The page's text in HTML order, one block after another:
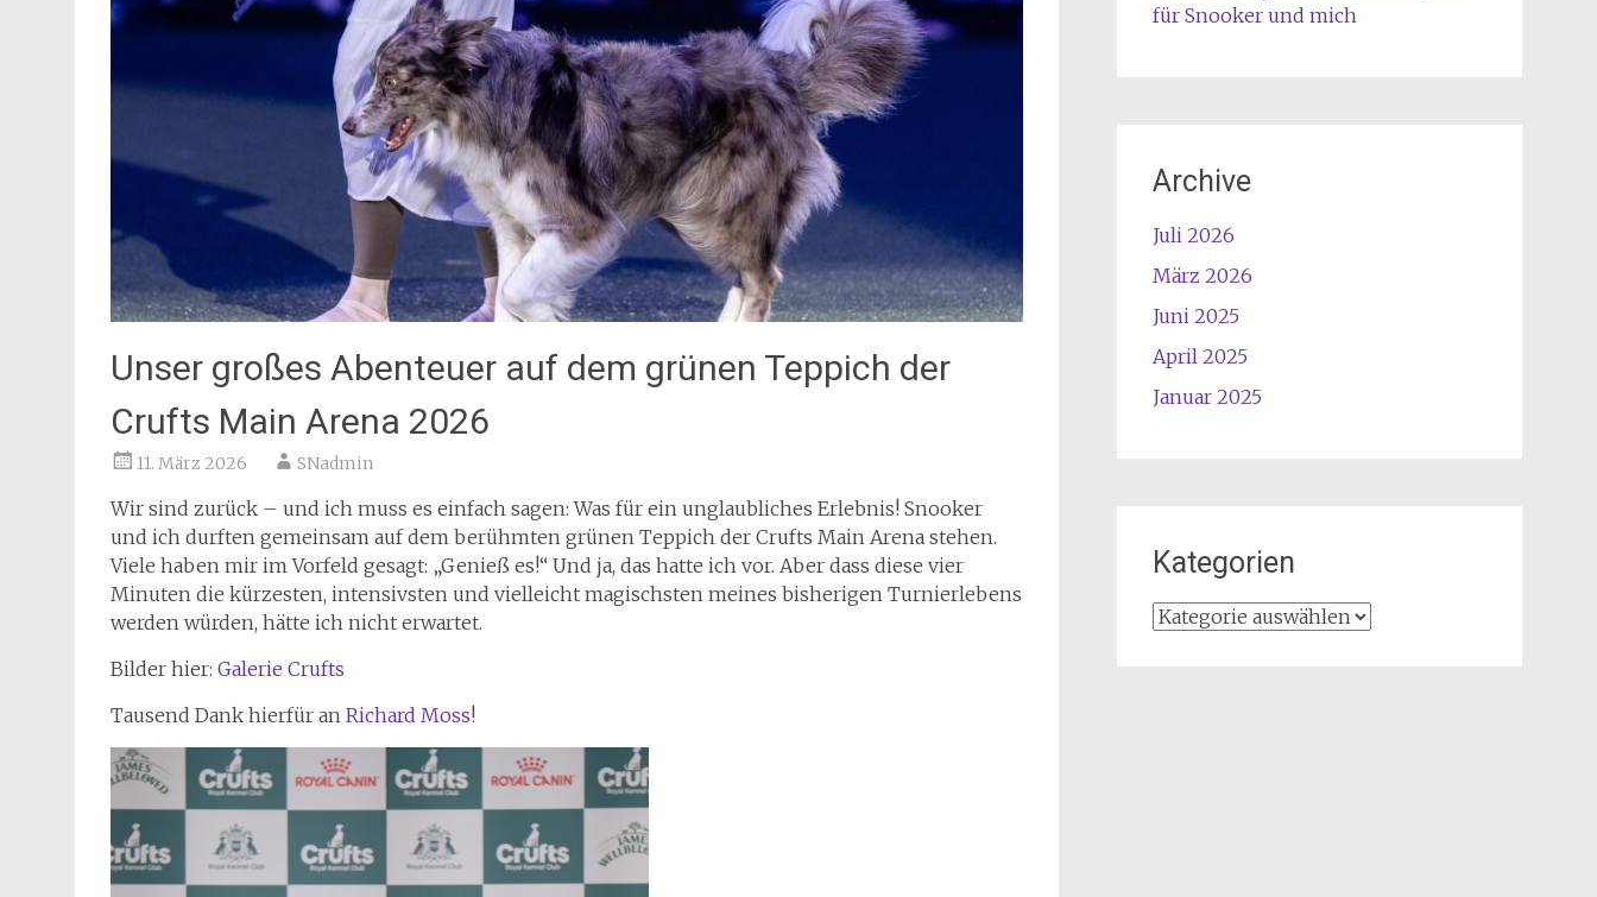
Unser großes Abenteuer auf dem grünen Teppich der
Crufts Main Arena 2026
11. März 2026 SNadmin
Wir sind zurück – und ich muss es einfach sagen: Was für ein unglaubliches Erlebnis! Snooker
und ich durften gemeinsam auf dem berühmten grünen Teppich der Crufts Main Arena stehen.
Viele haben mir im Vorfeld gesagt: „Genieß es!“ Und ja, das hatte ich vor. Aber dass diese vier
Minuten die kürzesten, intensivsten und vielleicht magischsten meines bisherigen Turnierlebens
werden würden, hätte ich nicht erwartet.
Bilder hier: Galerie Crufts
Tausend Dank hierfür an Richard Moss!
für Snooker und mich
Archive
Juli 2026
März 2026
Juni 2025
April 2025
Januar 2025
Kategorien
Kategorien